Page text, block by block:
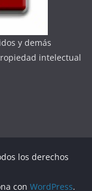
y demás
intelectual
los derechos
con WordPress.